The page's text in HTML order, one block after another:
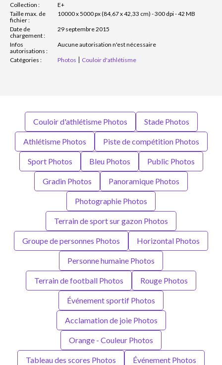
Collection :
E+
Taille max. de
fichier :
10000 x 5000 px (84,67 x 42,33 cm) - 300 dpi - 42 MB
Date de
chargement :
29 septembre 2015
Infos
autorisations :
Aucune autorisation n'est nécessaire
Catégories : Photos Couloir d'athlétisme
Couloir d'athlétisme Photos Stade Photos
Athlétisme Photos Piste de compétition Photos
Sport Photos Bleu Photos Public Photos
Gradin Photos Panoramique Photos
Photographie Photos
Terrain de sport sur gazon Photos
Groupe de personnes Photos Horizontal Photos
Personne humaine Photos
Terrain de football Photos Rouge Photos
Événement sportif Photos
Acclamation de joie Photos
Orange - Couleur Photos
Tableau des scores Photos Événement Photos